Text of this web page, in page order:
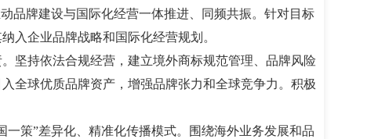
品牌建设与国际化经营一体推进、同频共振。针对目标
入企业品牌战略和国际化经营规划。
坚持依法合规经营，建立境外商标规范管理、品牌风险
全球优质品牌资产，增强品牌张力和全球竞争力。积极
策”差异化、精准化传播模式。围绕海外业务发展和品